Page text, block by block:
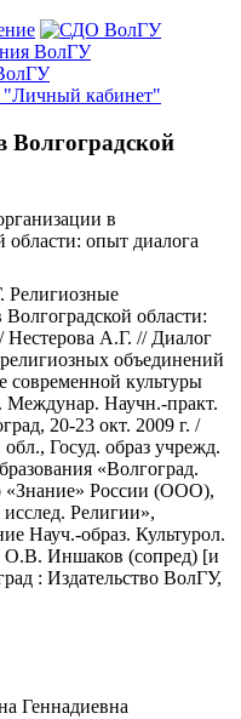
ВолГУ
"Личный кабинет"
Волгоградской
в
области: опыт диалога
Религиозные
области:
Нестерова А.Г. // Диалог
религиозных объединений
современной культуры
Междунар. Научн.-практ.
20-23 окт. 2009 г. /
Госуд. образ учрежд.
«Волгоград.
«Знание» России (ООО),
Религии»,
Науч.-образ. Культурол.
О.В. Иншаков (сопред) [и
: Издательство ВолГУ,
Геннадиевна